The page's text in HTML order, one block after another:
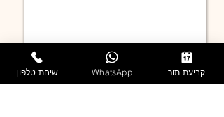
שיחת טלפון WhatsApp קביעת תור